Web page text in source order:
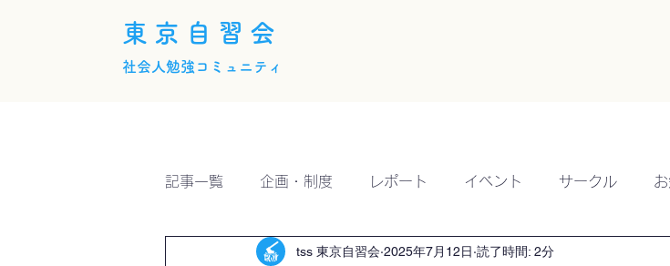
東京自習会
社会人勉強コミュニティ
記事一覧 企画・制度 レポート イベント サークル
tss 東京自習会 2025年7月12日 読了時間: 2分